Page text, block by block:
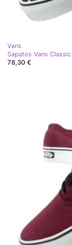
Vans
Sapatos Vans
78,30 €